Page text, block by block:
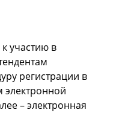
участию в
регистрации в
электронной
– электронная